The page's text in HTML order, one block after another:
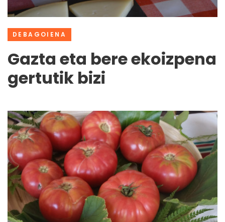
DEBAGOIENA
Gazta eta bere ekoizpena
gertutik bizi